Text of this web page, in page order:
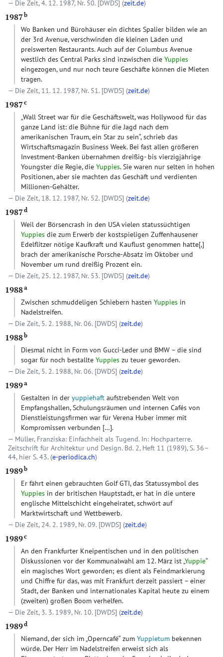
Die Zeit, 4. 12. 1987, Nr. 50. [DWDS] (zeit.de)
1987b
Wo Banken und Bürohäuser ein dichtes Spalier bilden wie an
der 3rd Avenue, verschwinden die kleinen Läden und
preiswerten Restaurants. Auch auf der Columbus Avenue
westlich des Central Parks sind inzwischen die Yuppies
eingezogen, und nur noch teure Geschäfte können die Mieten
tragen.
Die Zeit, 11. 12. 1987, Nr. 51. [DWDS] (zeit.de)
1987c
„Wall Street war für die Geschäftswelt, was Hollywood für das
ganze Land ist: die Bühne für die Jagd nach dem
amerikanischen Traum, ein Star zu sein“, schrieb das
Wirtschaftsmagazin Business Week. Bei fast allen größeren
Investment-Banken übernahmen dreißig- bis vierzigjährige
Youngster die Regie, die Yuppies. Sie waren nur selten in hohen
Positionen, aber sie machten das Geschäft und verdienten
Millionen-Gehälter.
Die Zeit, 18. 12. 1987, Nr. 52. [DWDS] (zeit.de)
1987d
Weil der Börsencrash in den USA vielen statussüchtigen
Yuppies die zum Erwerb der kostspieligen Zuffenhausener
Edelflitzer nötige Kaufkraft und Kauflust genommen hatte[,]
brach der amerikanische Porsche-Absatz im Oktober und
November um rund dreißig Prozent ein.
Die Zeit, 25. 12. 1987, Nr. 53. [DWDS] (zeit.de)
1988a
Zwischen schmuddeligen Schiebern hasten Yuppies in
Nadelstreifen.
Die Zeit, 5. 2. 1988, Nr. 06. [DWDS] (zeit.de)
1988b
Diesmal nicht in Form von Gucci-Leder und BMW – die sind
sogar für noch bestallte Yuppies zu teuer geworden.
Die Zeit, 5. 2. 1988, Nr. 06. [DWDS] (zeit.de)
1989a
Gestalten in der yuppiehaft aufstrebenden Welt von
Empfangshallen, Schulungsräumen und internen Cafés von
Dienstleistungsfirmen war für Verena Huber immer mit
Kompromissen verbunden […].
Müller, Franziska: Einfachheit als Tugend. In: Hochparterre.
Zeitschrift für Architektur und Design. Bd. 2, Heft 11 (1989), S. 36–
44, hier S. 43. (e-periodica.ch)
1989b
Er fährt einen gebrauchten Golf GTI, das Statussymbol des
Yuppies in der britischen Hauptstadt, er hat in die untere
englische Mittelschicht eingeheiratet, schwört auf
Marktwirtschaft und Wettbewerb.
Die Zeit, 24. 2. 1989, Nr. 09. [DWDS] (zeit.de)
1989c
An den Frankfurter Kneipentischen und in den politischen
Diskussionen vor der Kommunalwahl am 12. März ist „Yuppie“
ein magisches Wort geworden; es dient als Feindmarkierung
und Chiffre für das, was mit Frankfurt derzeit passiert – einer
Stadt, der Banken und internationales Kapital heute zu einem
(zweiten) großen Boom verhelfen.
Die Zeit, 3. 3. 1989, Nr. 10. [DWDS] (zeit.de)
1989d
Niemand, der sich im „Operncafé“ zum Yuppietum bekennen
würde. Der Herr im Nadelstreifen erweist sich als